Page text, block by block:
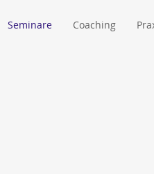
Seminare Coaching